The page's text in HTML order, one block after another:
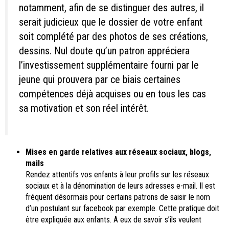
notamment, afin de se distinguer des autres, il
serait judicieux que le dossier de votre enfant
soit complété par des photos de ses créations,
dessins. Nul doute qu’un patron appréciera
l’investissement supplémentaire fourni par le
jeune qui prouvera par ce biais certaines
compétences déjà acquises ou en tous les cas
sa motivation et son réel intérêt.
Mises en garde relatives aux réseaux sociaux, blogs,
mails
Rendez attentifs vos enfants à leur profils sur les réseaux
sociaux et à la dénomination de leurs adresses e-mail. Il est
fréquent désormais pour certains patrons de saisir le nom
d’un postulant sur facebook par exemple. Cette pratique doit
être expliquée aux enfants. A eux de savoir s’ils veulent